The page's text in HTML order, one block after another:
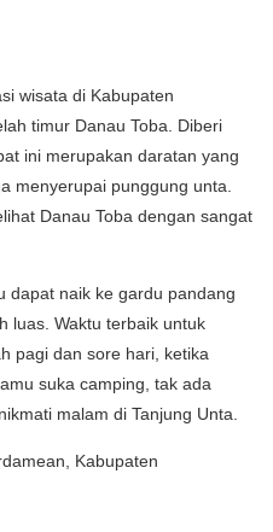
wisata di Kabupaten
timur Danau Toba. Diberi
ini merupakan daratan yang
menyerupai punggung unta.
Danau Toba dengan sangat
dapat naik ke gardu pandang
luas. Waktu terbaik untuk
pagi dan sore hari, ketika
suka camping, tak ada
malam di Tanjung Unta.
Kabupaten